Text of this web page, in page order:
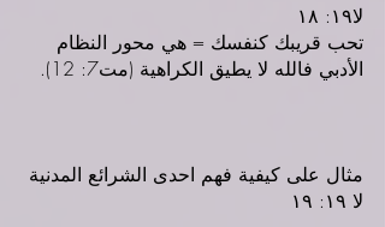
لا١٩: ١٨
تحب قريبك كنفسك = هي محور النظام
الأدبي فالله لا يطيق الكراهية (مت7: 12).
مثال على كيفية فهم احدى الشرائع المدنية
لا ١٩: ١٩